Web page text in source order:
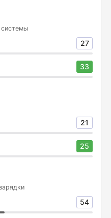
27
33
21
25
54